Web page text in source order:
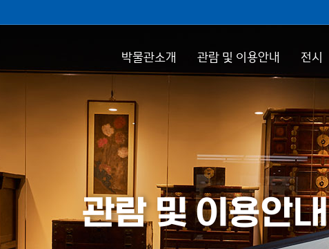
박물관소개 관람 및 이용안내 전시
관람 및 이용안내